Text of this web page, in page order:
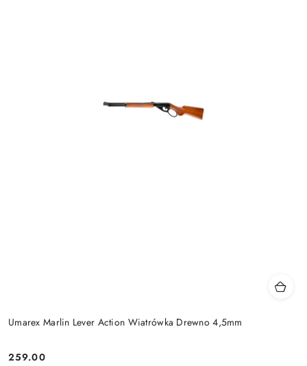
Umarex Marlin Lever Action Wiatrówka Drewno 4,5mm
259.00